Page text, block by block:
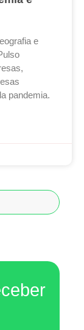
e
pandemia.